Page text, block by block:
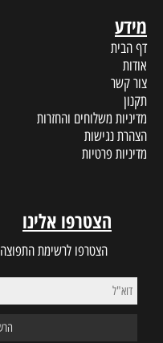
מידע
דף הבית
אודות
צור קשר
תקנון
מדיניות משלוחים והחזרות
הצהרת נגישות
מדיניות פרטיות
הצטרפו אלינו
הצטרפו לרשימת התפוצה